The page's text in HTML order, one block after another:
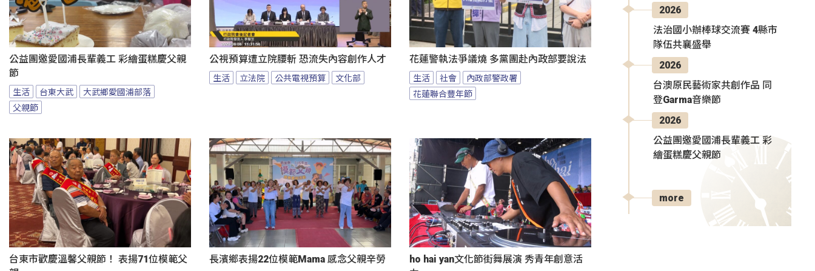
公益團邀愛國浦長輩義工 彩繪蛋糕慶父親
節
生活 台東大武
大武鄉愛國浦部落
父親節
公視預算遭立院腰斬 恐流失內容創作人才
生活 立法院 公共電視預算 文化部
花蓮警執法爭議燒 多黨團赴內政部要說法
生活 社會
內政部警政署
花蓮聯合豐年節
台東市歡慶溫馨父親節！ 表揚71位模範父
長濱鄉表揚22位模範Mama 感念父親辛勞
ho hai yan文化節街舞展演 秀青年創意活
2026
法治國小辦棒球交流賽 4縣市
隊伍共襄盛舉
2026
台澳原民藝術家共創作品 同
登Garma音樂節
2026
公益團邀愛國浦長輩義工 彩
繪蛋糕慶父親節
more